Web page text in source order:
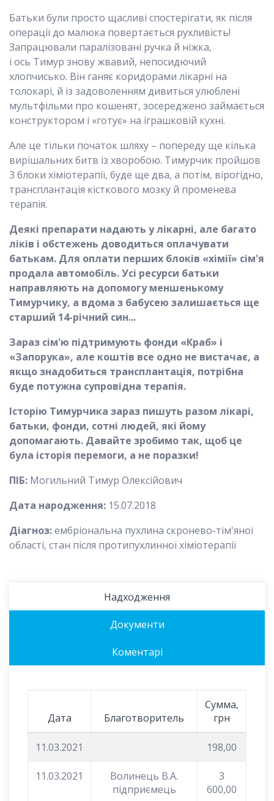
Батьки були просто щасливі спостерігати, як після
операції до малюка повертається рухливість!
Запрацювали паралізовані ручка й ніжка,
і ось Тимур знову жвавий, непосидючий
хлопчисько. Він ганяє коридорами лікарні на
толокарі, й із задоволенням дивиться улюблені
мультфільми про кошенят, зосереджено займається
конструктором і «готує» на іграшковій кухні.
Але це тільки початок шляху – попереду ще кілька
вирішальних битв із хворобою. Тимурчик пройшов
3 блоки хіміотерапії, буде ще два, а потім, вірогідно,
трансплантація кісткового мозку й променева
терапія.
Деякі препарати надають у лікарні, але багато
ліків і обстежень доводиться оплачувати
батькам. Для оплати перших блоків «хімії» сім'я
продала автомобіль.Усі ресурси батьки
направляють на допомогу меншенькому
Тимурчику, а вдома з бабусею залишається ще
старший 14-річний син...
Зараз сім'ю підтримують фонди «Краб» і
«Запорука», але коштів все одно не вистачає, а
якщо знадобиться трансплантація, потрібна
буде потужна супровідна терапія.
Історію Тимурчика зараз пишуть разом лікарі,
батьки, фонди, сотні людей, які йому
допомагають. Давайте зробимо так, щоб це
була історія перемоги, а не поразки!
ПІБ: Могильний Тимур Олексійович
Дата народження: 15.07.2018
Діагноз:ембріональна пухлина скронево-тім'яної
області, стан після протипухлинної хіміотерапії
Надходження
Документи
Коментарі
Дата Благотворитель
Сумма,
грн
11.03.2021 198,00
11.03.2021
Волинець В.А.
підприємець
3
600,00